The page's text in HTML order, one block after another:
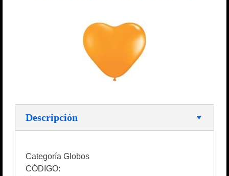
Descripción
Categoría Globos
CÓDIGO: